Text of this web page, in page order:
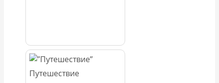
Путешествие